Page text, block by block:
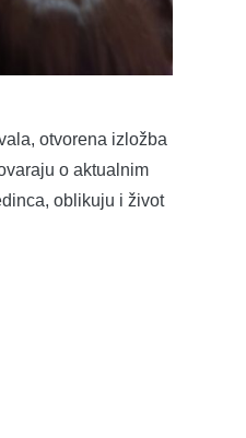
otvorena izložba
o aktualnim
oblikuju i život